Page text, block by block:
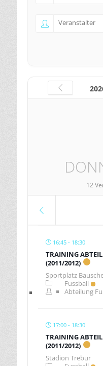
12
16:45 - 18:30
TRAINING
(2011/2012)
Sportplatz
Fussball
Abteilung
17:00 - 18:30
TRAINING
(2011/2012)
Stadion Trebur